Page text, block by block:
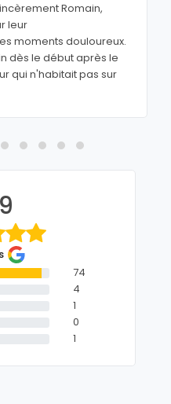
Romain,
leur
moments douloureux.
dès le début après le
qui n'habitait pas sur
74
4
1
0
1